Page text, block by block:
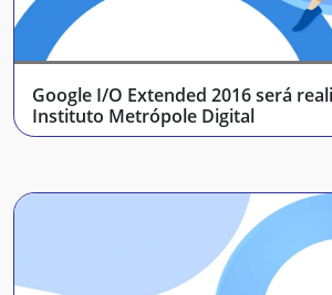
Google I/O Extended 2016 será
Instituto Metrópole Digital